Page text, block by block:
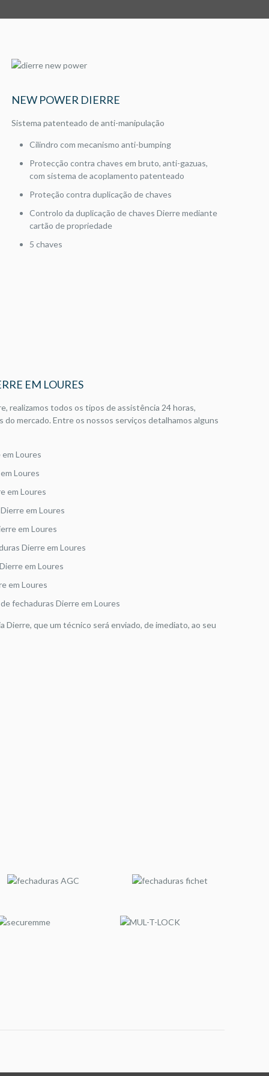
NEW POWER DIERRE
Sistema patenteado de anti-manipulação
Cilindro com mecanismo anti-bumping
Protecção contra chaves em bruto, anti-gazuas,
com sistema de acoplamento patenteado
Proteção contra duplicação de chaves
Controlo da duplicação de chaves Dierre mediante
cartão de propriedade
5 chaves
EM LOURES
realizamos todos os tipos de assistência 24 horas,
mercado. Entre os nossos serviços detalhamos alguns
Loures
Loures
em Loures
em Loures
em Loures
Dierre em Loures
em Loures
em Loures
fechaduras Dierre em Loures
Dierre, que um técnico será enviado, de imediato, ao seu